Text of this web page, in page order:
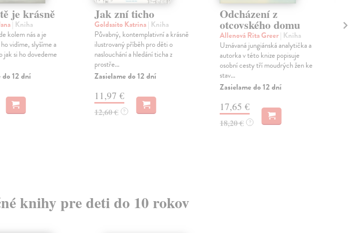
je krásně
| Kniha
kolem nás a je
vidíme, slyšíme a
jak si ho dovedeme
12 dní
Jak zní ticho
Goldsaito Katrina| Kniha
Půvabný, kontemplativní a krásně
ilustrovaný příběh pro děti o
naslouchání a hledání ticha z
prostře...
Zasielame do 12 dní
11,97 €
12,60 € ?
Odcházení z
otcovského domu
Allenová Rita Greer| Kniha
Uznávaná jungiánská analytička a
autorka v této knize popisuje
osobní cesty tří moudrých žen ke
stav...
Zasielame do 12 dní
17,65 €
18,20 € ?
knihy pre deti do 10 rokov